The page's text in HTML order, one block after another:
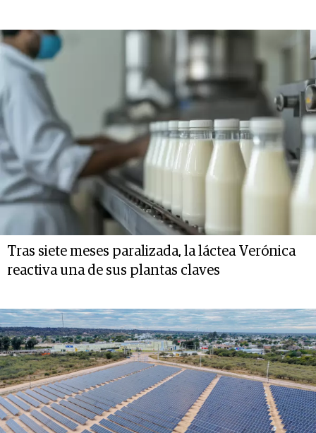
Tras siete meses paralizada, la láctea Verónica
reactiva una de sus plantas claves